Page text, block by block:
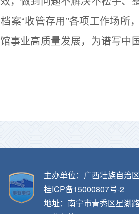
案“收管存用”各项工作场
事业高质量发展，为谱写
主办单位：广西壮族自治
桂ICP备15000807号-2
地址：南宁市青秀区星湖